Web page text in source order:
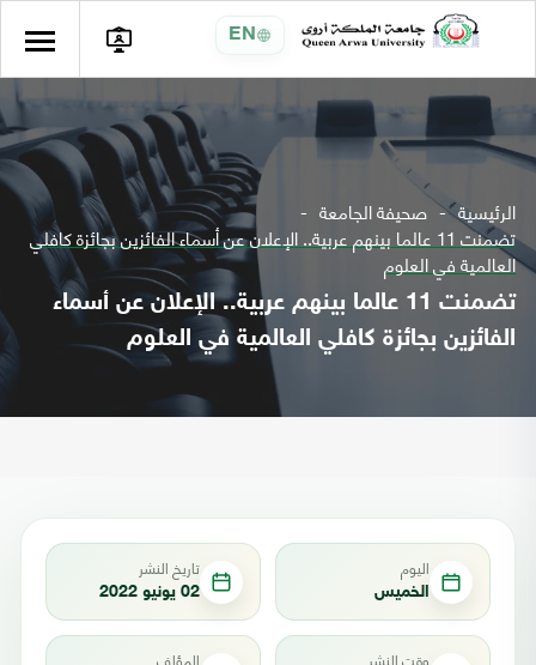
EN
الرئيسية صحيفة الجامعة
تضمنت 11 عالما بينهم عربية.. الإعلان عن أسماء الفائزين بجائزة كافلي
العالمية في العلوم
تضمنت 11 عالما بينهم عربية.. الإعلان عن أسماء
الفائزين بجائزة كافلي العالمية في العلوم
اليوم
الخميس
تاريخ النشر
02 يونيو 2022